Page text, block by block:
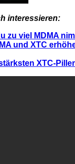
interessieren:
zu viel MDMA
und XTC
XTC-